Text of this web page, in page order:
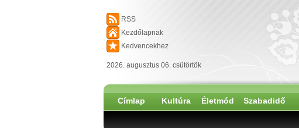
RSS
Kezdőlapnak
Kedvencekhez
2026. augusztus 06. csütörtök
Címlap Kultúra Életmód Szabadidő